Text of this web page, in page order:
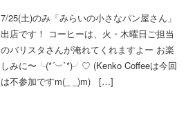
7/25(土)のみ「みらいの小さなパン屋さん」
出店です！ コーヒーは、火・木曜日ご担当
のバリスタさんが淹れてくれますよー お楽
しみに〜╰(*´︶`*)╯♡ (Kenko Coffeeは今回
は不参加ですm(_ _)m) […]